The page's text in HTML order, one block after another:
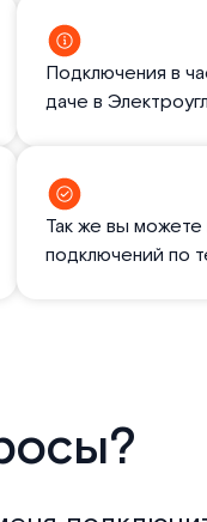
Подключения в
даче в
Так же вы можете
подключений по